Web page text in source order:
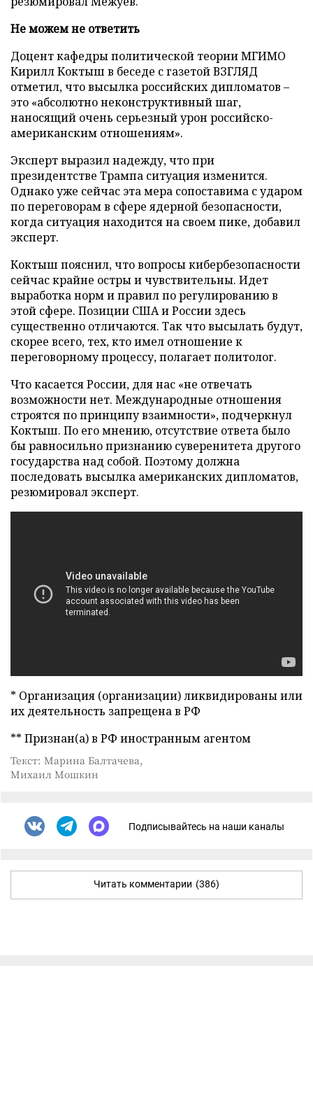
Не можем не ответить
Доцент кафедры политической теории МГИМО
Кирилл Коктыш в беседе с газетой ВЗГЛЯД
отметил, что высылка российских дипломатов –
это «абсолютно неконструктивный шаг,
наносящий очень серьезный урон российско-
американским отношениям».
Эксперт выразил надежду, что при
президентстве Трампа ситуация изменится.
Однако уже сейчас эта мера сопоставима с ударом
по переговорам в сфере ядерной безопасности,
когда ситуация находится на своем пике, добавил
эксперт.
Коктыш пояснил, что вопросы кибербезопасности
сейчас крайне остры и чувствительны. Идет
выработка норм и правил по регулированию в
этой сфере. Позиции США и России здесь
существенно отличаются. Так что высылать будут,
скорее всего, тех, кто имел отношение к
переговорному процессу, полагает политолог.
Что касается России, для нас «не отвечать
возможности нет. Международные отношения
строятся по принципу взаимности», подчеркнул
Коктыш. По его мнению, отсутствие ответа было
бы равносильно признанию суверенитета другого
государства над собой. Поэтому должна
последовать высылка американских дипломатов,
резюмировал эксперт.
* Организация (организации) ликвидированы или
их деятельность запрещена в РФ
** Признан(а) в РФ иностранным агентом
Текст: Марина Балтачева,
Михаил Мошкин
Подписывайтесь на наши каналы
Читать комментарии (386)